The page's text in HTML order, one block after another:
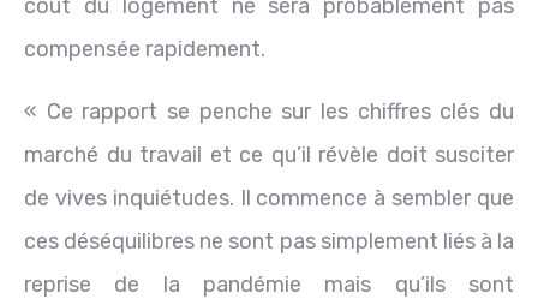
coût du logement ne sera probablement pas
compensée rapidement.
« Ce rapport se penche sur les chiffres clés du
marché du travail et ce qu’il révèle doit susciter
de vives inquiétudes. Il commence à sembler que
ces déséquilibres ne sont pas simplement liés à la
reprise de la pandémie mais qu’ils sont